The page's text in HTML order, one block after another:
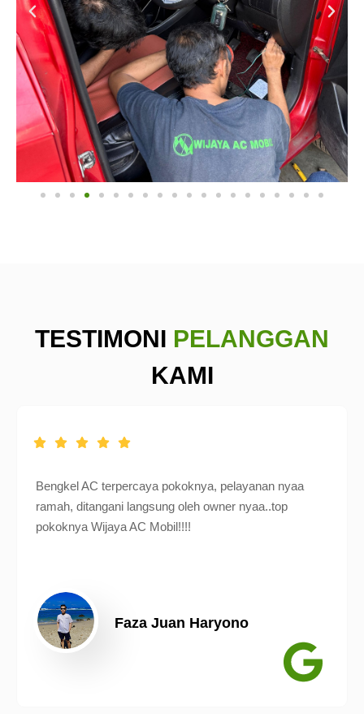
TESTIMONI PELANGGAN
KAMI
Bengkel AC terpercaya pokoknya, pelayanan nyaa
ramah, ditangani langsung oleh owner nyaa..top
pokoknya Wijaya AC Mobil!!!!
Faza Juan Haryono